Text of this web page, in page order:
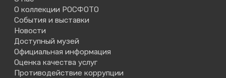
О коллекции РОСФОТО
События и выставки
Новости
Доступный музей
Официальная информация
Оценка качества услуг
Противодействие коррупции